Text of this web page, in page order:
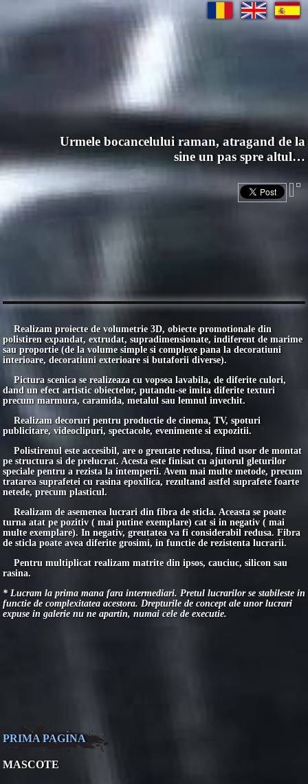
Urmele bocancelului raman, atragand de la
sine un pas spre altul…
Realizam proiecte de volumetrie 3D, obiecte promotionale din
polistiren expandat, extrudat, supradimensionate, indiferent de marime
sau proportie (de la volume simple si complexe pana la decoratiuni
interioare, decoratiuni exterioare si butaforii diverse).
Pictura scenica se realizeaza cu vopsea lavabila, de diferite culori,
dand un efect artistic obiectelor, putandu-se imita diferite texturi
precum marmura, caramida, metalul sau lemnul invechit.
Realizam decoruri pentru productie de cinema, TV, spoturi
publicitare, videoclipuri, spectacole, evenimente si expozitii.
Polistirenul este accesibil, are o greutate redusa, fiind usor de montat
pe structura si de prelucrat. Acesta este finisat cu ajutorul gleturilor
speciale pentru a rezista la intemperii. Avem mai multe metode, precum
tratarea suprafetei cu rasina epoxilica, rezultand astfel suprafete foarte
netede, precum plasticul.
Realizam de asemenea lucrari din fibra de sticla. Aceasta se poate
turna atat pe pozitiv ( mai putine exemplare) cat si in negativ ( mai
multe exemplare). In negativ, greutatea va fi considerabil redusa. Fibra
de sticla poate avea diferite grosimi, in functie de rezistenta lucrarii.
Pentru multiplicat realizam matrite din ipsos, cauciuc, silicon sau
rasina.
* Lucram la prima mana fara intermediari. Pretul lucrarilor se stabileste in
functie de complexitatea acestora. Drepturile de concept ale unor lucrari
expuse in galerie nu ne apartin, numai cele de executie.
PRIMA PAGINA
MASCOTE